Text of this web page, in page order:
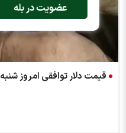
عضویت در بله
قیمت دلار توافقی امروز شنبه ۹ خرداد ۱۴۰۵